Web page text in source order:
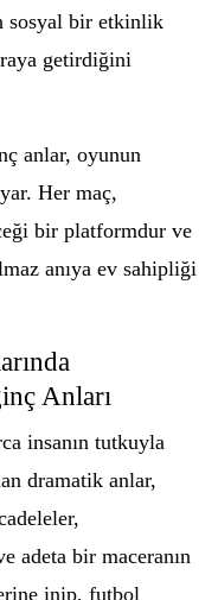
sosyal bir etkinlik
getirdiğini
anlar, oyunun
Her maç,
bir platformdur ve
anıya ev sahipliği
Anları
insanın tutkuyla
dramatik anlar,
adeta bir maceranın
inip, futbol